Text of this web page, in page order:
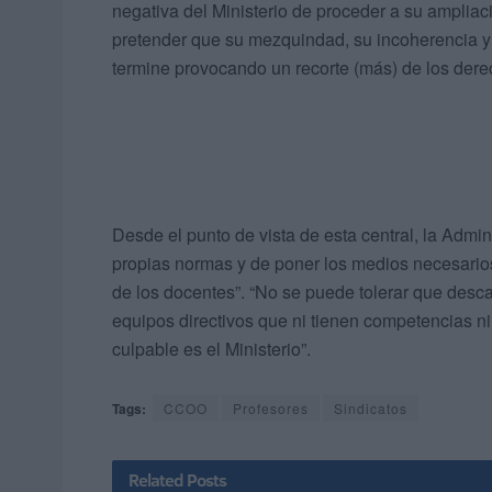
negativa del Ministerio de proceder a su
pretender que su mezquindad, su incoherencia
termine provocando un recorte (más) de los
Desde el punto de vista de esta central, la
propias normas y de poner los medios
de los docentes”. “No se puede tolerar que
equipos directivos que ni tienen competencias
culpable es el Ministerio”.
Tags: CCOO Profesores Sindicatos
Related Posts